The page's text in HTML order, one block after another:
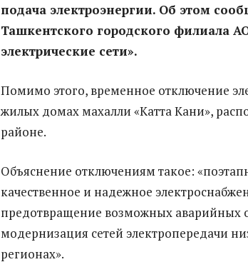
подача электроэнергии. Об этом
Ташкентского городского филиала
электрические сети».
Помимо этого, временное отключение
жилых домах махалли «Катта Кани»,
районе.
Объяснение отключениям такое:
качественное и надежное
предотвращение возможных аварийных
модернизация сетей электропередачи
регионах».